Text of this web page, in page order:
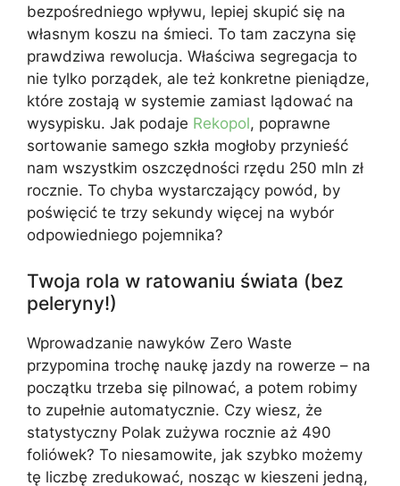
bezpośredniego wpływu, lepiej skupić się na
własnym koszu na śmieci. To tam zaczyna się
prawdziwa rewolucja. Właściwa segregacja to
nie tylko porządek, ale też konkretne pieniądze,
które zostają w systemie zamiast lądować na
wysypisku. Jak podaje Rekopol, poprawne
sortowanie samego szkła mogłoby przynieść
nam wszystkim oszczędności rzędu 250 mln zł
rocznie. To chyba wystarczający powód, by
poświęcić te trzy sekundy więcej na wybór
odpowiedniego pojemnika?
Twoja rola w ratowaniu świata (bez
peleryny!)
Wprowadzanie nawyków Zero Waste
przypomina trochę naukę jazdy na rowerze – na
początku trzeba się pilnować, a potem robimy
to zupełnie automatycznie. Czy wiesz, że
statystyczny Polak zużywa rocznie aż 490
foliówek? To niesamowite, jak szybko możemy
tę liczbę zredukować, nosząc w kieszeni jedną,